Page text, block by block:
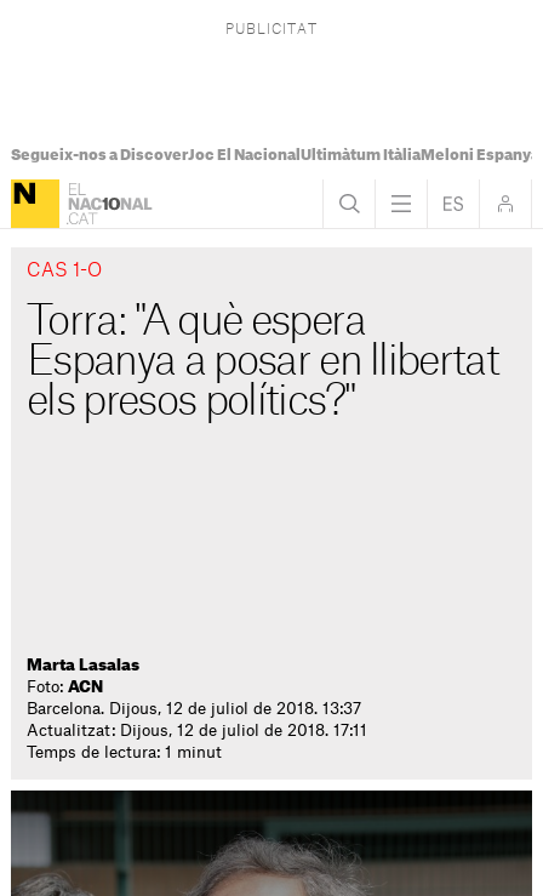
Segueix-nos a DiscoverJoc El Nacional Ultimàtum ItàliaMeloni Espanya
CAS 1-O
Torra: "A què espera
Espanya a posar en llibertat
els presos polítics?"
Marta Lasalas
Foto:ACN
Barcelona. Dijous, 12 de juliol de 2018. 13:37
Actualitzat: Dijous, 12 de juliol de 2018. 17:11
Temps de lectura: 1 minut